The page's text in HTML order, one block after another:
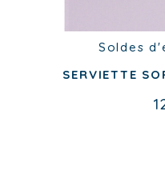
Soldes
SERVIETTE